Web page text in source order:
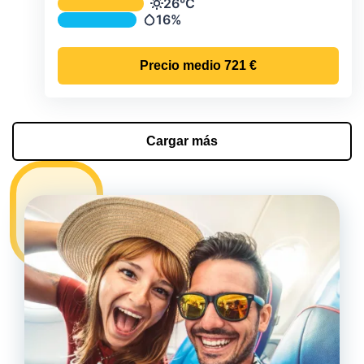
Temperatura y precipitación media
Temperatura
26°C
Precipitación
16%
Precio medio 721 €
Cargar más